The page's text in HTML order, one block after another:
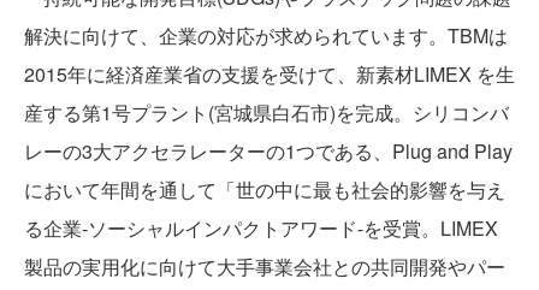
解決に向けて、企業の対応が求められています。TBMは
2015年に経済産業省の支援を受けて、新素材LIMEX を生
産する第1号プラント(宮城県白石市)を完成。シリコンバ
レーの3大アクセラレーターの1つである、Plug and Play
において年間を通して「世の中に最も社会的影響を与え
る企業-ソーシャルインパクトアワード-を受賞。LIMEX
製品の実用化に向けて大手事業会社との共同開発やパー